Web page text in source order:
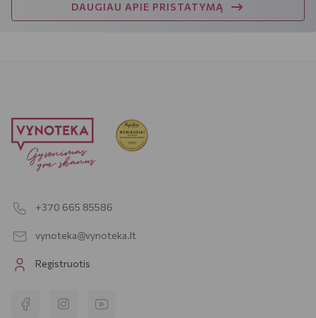
DAUGIAU APIE PRISTATYMĄ
+370 665 85586
vynoteka@vynoteka.lt
Registruotis